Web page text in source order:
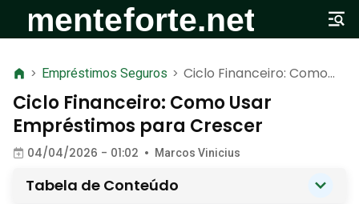
> Empréstimos Seguros > Ciclo Financeiro: Como
Usar Empréstimos para
Crescer
Ciclo Financeiro: Como Usar
Empréstimos para Crescer
04/04/2026 - 01:02 • Marcos Vinicius
Tabela de Conteúdo